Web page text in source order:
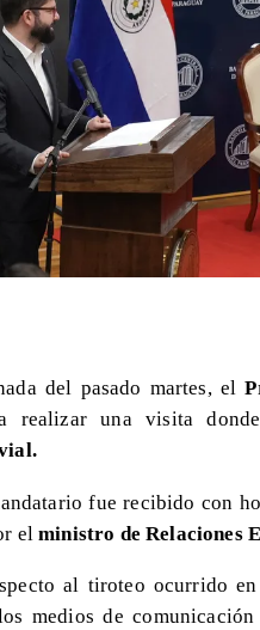
del pasado martes, el
realizar una visita
fue recibido con
elministro de Relaciones
al tiroteo ocurrido
medios de